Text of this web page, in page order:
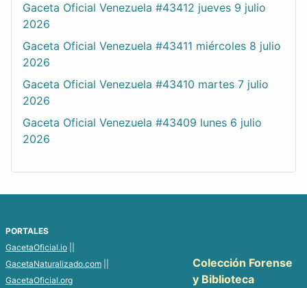
Gaceta Oficial Venezuela #43412 jueves 9 julio
2026
Gaceta Oficial Venezuela #43411 miércoles 8 julio
2026
Gaceta Oficial Venezuela #43410 martes 7 julio
2026
Gaceta Oficial Venezuela #43409 lunes 6 julio
2026
PORTALES
GacetaOficial.io
GacetaNaturalizado.com
GacetaOficial.org
Colección Forense
y Biblioteca